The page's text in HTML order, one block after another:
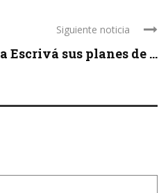
Siguiente noticia
Escrivá sus planes de ...